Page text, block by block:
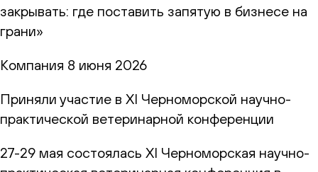
закрывать: где поставить запятую в бизнесе на
грани»
Компания 8 июня 2026
Приняли участие в XI Черноморской научно-
практической ветеринарной конференции
27-29 мая состоялась XI Черноморская научно-